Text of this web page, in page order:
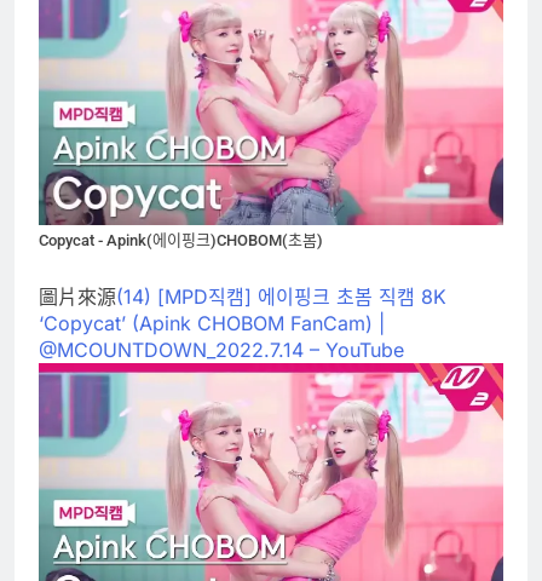
Copycat - Apink(에이핑크)CHOBOM(초봄)
圖片來源(14) [MPD직캠] 에이핑크 초봄 직캠 8K
‘Copycat’ (Apink CHOBOM FanCam) |
@MCOUNTDOWN_2022.7.14 – YouTube